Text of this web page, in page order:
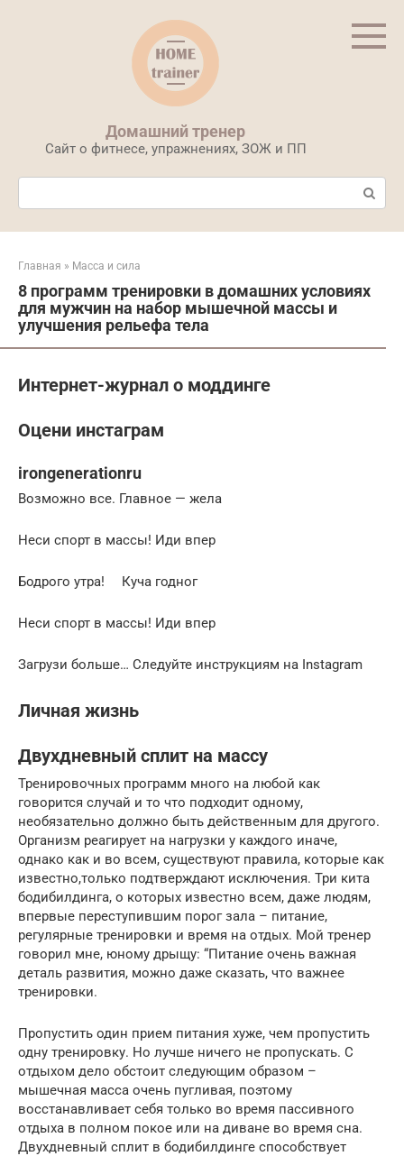
Домашний тренер
Сайт о фитнесе, упражнениях, ЗОЖ и ПП
Поиск:
Главная » Масса и сила
8 программ тренировки в домашних условиях
для мужчин на набор мышечной массы и
улучшения рельефа тела
Интернет-журнал о моддинге
Оцени инстаграм
irongenerationru
Возможно все. Главное — жела
Неси спорт в массы! Иди впер
Бодрого утра! ⠀ Куча годног
Неси спорт в массы! Иди впер
Загрузи больше… Следуйте инструкциям на Instagram
Личная жизнь
Двухдневный сплит на массу
Тренировочных программ много на любой как
говорится случай и то что подходит одному,
необязательно должно быть действенным для другого.
Организм реагирует на нагрузки у каждого иначе,
однако как и во всем, существуют правила, которые как
известно,только подтверждают исключения. Три кита
бодибилдинга, о которых известно всем, даже людям,
впервые переступившим порог зала – питание,
регулярные тренировки и время на отдых. Мой тренер
говорил мне, юному дрыщу: “Питание очень важная
деталь развития, можно даже сказать, что важнее
тренировки.
Пропустить один прием питания хуже, чем пропустить
одну тренировку. Но лучше ничего не пропускать. С
отдыхом дело обстоит следующим образом –
мышечная масса очень пугливая, поэтому
восстанавливает себя только во время пассивного
отдыха в полном покое или на диване во время сна.
Двухдневный сплит в бодибилдинге способствует